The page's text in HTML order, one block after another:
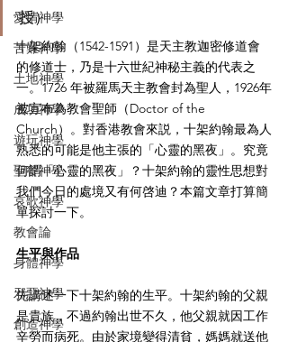
愛情神學
苦難神學
土地神學
成功神學
遊玩神學
聖餐神學
哀歌神學
教會論
身體神學
邪惡神學
創造神學
授）
十架約翰（1542-1591）是天主教迦密修道會
的修道士，乃是十六世紀神秘主義的代表之
一。1726 年被羅馬天主教會封為聖人，1926年
被宣布為教會聖師（Doctor of the
Church）。對香港教會來説，十架約翰最為人
熟悉的可能是他主張的「心靈的黑夜」。究竟
何謂「心靈的黑夜」？十架約翰的靈性思想對
我們今日的處境又有何啓迪？本篇文章打算簡
單探討一下。
生平與作品
先講述一下十架約翰的生平。十架約翰的父親
是貴族，不過約翰出世不久，他父親就因工作
辛勞而病死。由於家境變得清貧，媽媽就送他